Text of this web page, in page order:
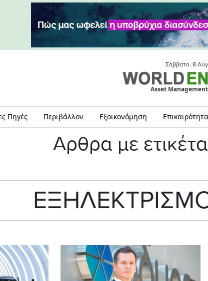
Σάββατο, 8
Asset Management
Πηγές Περιβάλλον Εξοικονόμηση Επικαιρότητα
Αρθρα με ετικέτα